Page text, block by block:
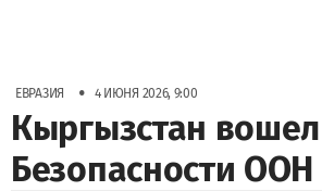
ЕВРАЗИЯ • 4 ИЮНЯ 2026, 9:00
Кыргызстан
Безопасности ООН